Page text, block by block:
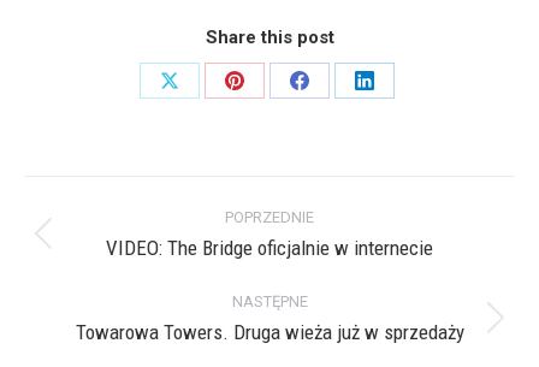
Share this post
Share
Share
Share
Share
wpisów
POPRZEDNIE
Poprzedni
VIDEO: The Bridge oficjalnie w internecie
NASTĘPNE
Następny
Towarowa Towers. Druga wieża już w sprzedaży